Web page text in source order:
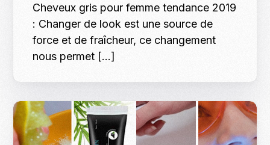
Cheveux gris pour femme tendance 2019
: Changer de look est une source de
force et de fraîcheur, ce changement
nous permet […]